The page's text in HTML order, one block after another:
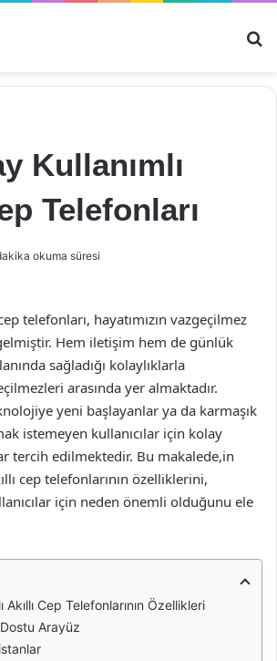
Kullanımlı
Telefonları
okuma süresi
telefonları, hayatımızın vazgeçilmez
Hem iletişim hem de günlük
sağladığı kolaylıklarla
arasında yer almaktadır.
yeni başlayanlar ya da karmaşık
istemeyen kullanıcılar için kolay
tercih edilmektedir. Bu makalede,in
cep telefonlarının özelliklerini,
için neden önemli olduğunu ele
Akıllı Cep Telefonlarının Özellikleri
Dostu Arayüz